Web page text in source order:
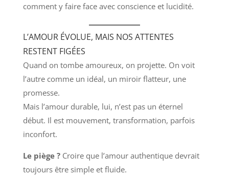
comment y faire face avec conscience et lucidité.
L’AMOUR ÉVOLUE, MAIS NOS ATTENTES
RESTENT FIGÉES
Quand on tombe amoureux, on projette. On voit
l’autre comme un idéal, un miroir flatteur, une
promesse.
Mais l’amour durable, lui, n’est pas un éternel
début. Il est mouvement, transformation, parfois
inconfort.
Le piège ?Croire que l’amour authentique devrait
toujours être simple et fluide.